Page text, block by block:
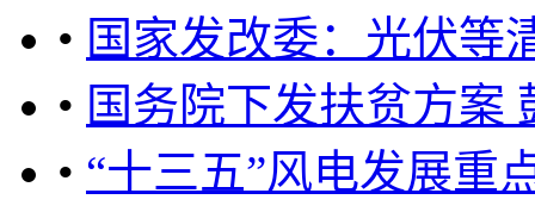
• 国家发改委：光伏等
• 国务院下发扶贫方案
• “十三五”风电发展重